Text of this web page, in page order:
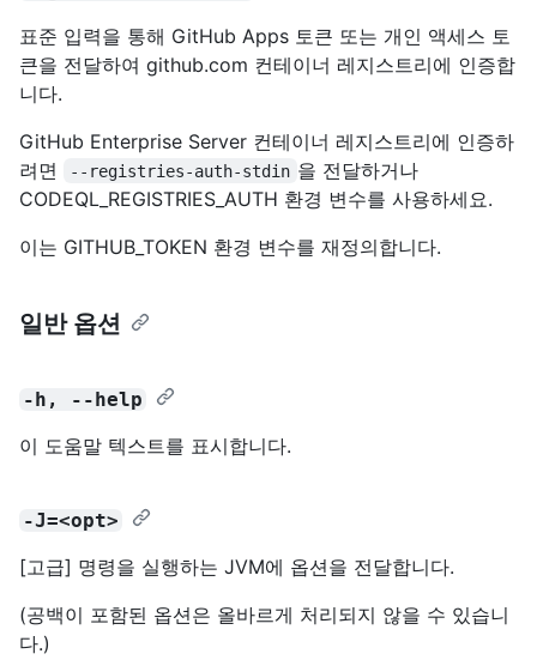
표준 입력을 통해 GitHub Apps 토큰 또는 개인 액세스 토
큰을 전달하여 github.com 컨테이너 레지스트리에 인증합
니다.
GitHub Enterprise Server 컨테이너 레지스트리에 인증하
려면
--registries-auth-stdin 을 전달하거나
CODEQL_REGISTRIES_AUTH 환경 변수를 사용하세요.
이는 GITHUB_TOKEN 환경 변수를 재정의합니다.
일반 옵션
-h, --help
이 도움말 텍스트를 표시합니다.
-J=<opt>
[고급] 명령을 실행하는 JVM에 옵션을 전달합니다.
(공백이 포함된 옵션은 올바르게 처리되지 않을 수 있습니
다.)